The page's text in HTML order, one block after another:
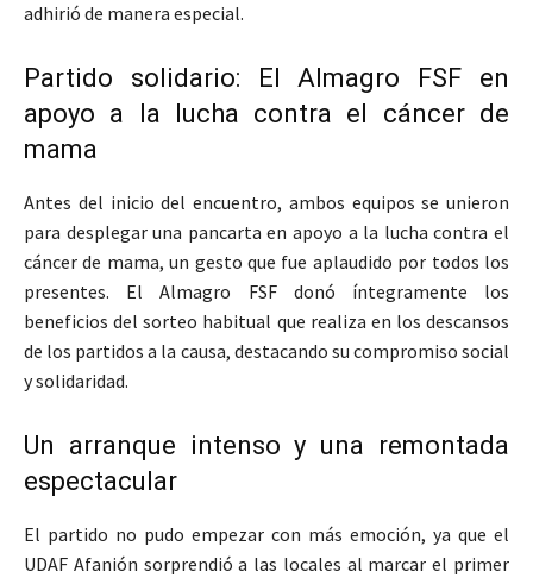
adhirió de manera especial.
Partido solidario: El Almagro FSF en
apoyo a la lucha contra el cáncer de
mama
Antes del inicio del encuentro, ambos equipos se unieron
para desplegar una pancarta en apoyo a la lucha contra el
cáncer de mama, un gesto que fue aplaudido por todos los
presentes. El Almagro FSF donó íntegramente los
beneficios del sorteo habitual que realiza en los descansos
de los partidos a la causa, destacando su compromiso social
y solidaridad.
Un arranque intenso y una remontada
espectacular
El partido no pudo empezar con más emoción, ya que el
UDAF Afanión sorprendió a las locales al marcar el primer